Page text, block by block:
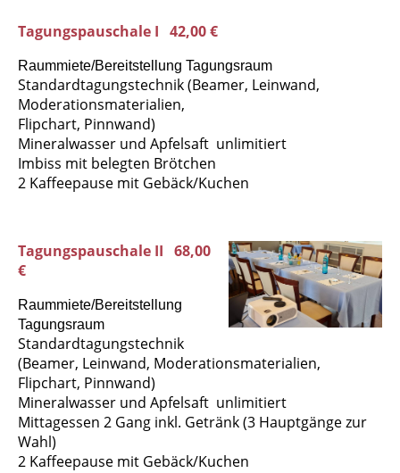
Tagungspauschale I 42,00 €
Raummiete/Bereitstellung Tagungsraum
Standardtagungstechnik (Beamer, Leinwand,
Moderationsmaterialien,
Flipchart, Pinnwand)
Mineralwasser und Apfelsaft unlimitiert
Imbiss mit belegten Brötchen
2 Kaffeepause mit Gebäck/Kuchen
Tagungspauschale II 68,00
€
Raummiete/Bereitstellung
Tagungsraum
Standardtagungstechnik
(Beamer, Leinwand, Moderationsmaterialien,
Flipchart, Pinnwand)
Mineralwasser und Apfelsaft unlimitiert
Mittagessen 2 Gang inkl. Getränk (3 Hauptgänge zur
Wahl)
2 Kaffeepause mit Gebäck/Kuchen